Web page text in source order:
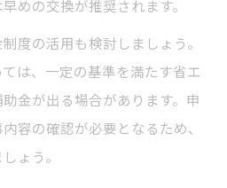
めの交換が推奨されます。
度の活用も検討しましょう。
は、一定の基準を満たす省エ
金が出る場合があります。申
容の確認が必要となるため、
ょう。